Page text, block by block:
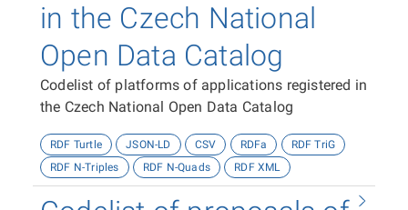
in the Czech National
Open Data Catalog
Codelist of platforms of applications registered in
the Czech National Open Data Catalog
RDF Turtle JSON-LD CSV RDFa
RDF TriG
RDF N-Triples
RDF N-Quads RDF XML